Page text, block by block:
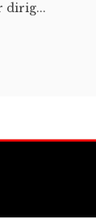
dirig...